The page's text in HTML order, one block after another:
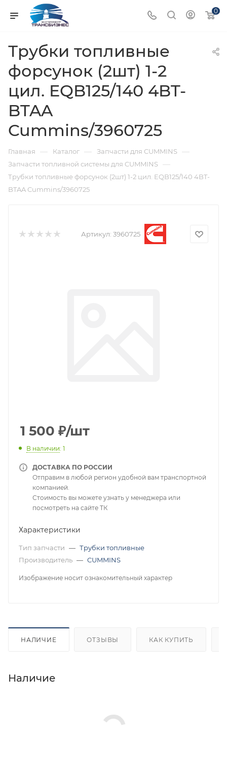
0
Трубки топливные
форсунок (2шт) 1-2
цил. EQB125/140 4BT-
BTAA
Cummins/3960725
Главная — Каталог — Запчасти для CUMMINS —
Запчасти топливной системы для CUMMINS —
Трубки топливные форсунок (2шт) 1-2 цил. EQB125/140 4BT-
BTAA Cummins/3960725
Артикул: 3960725
1 500 ₽/шт
В наличии: 1
ДОСТАВКА ПО РОССИИ
Отправим в любой регион удобной вам транспортной
компанией.
Стоимость вы можете узнать у менеджера или
посмотреть на сайте ТК
Характеристики
Тип запчасти — Трубки топливные
Производитель — CUMMINS
Изображение носит ознакомительный характер
НАЛИЧИЕ ОТЗЫВЫ КАК КУПИТЬ
Наличие